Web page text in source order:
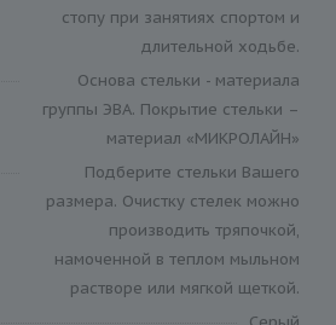
стопу при занятиях спортом и
длительной ходьбе.
Основа стельки - материала
группы ЭВА. Покрытие стельки –
материал «МИКРОЛАЙН»
Подберите стельки Вашего
размера. Очистку стелек можно
производить тряпочкой,
намоченной в теплом мыльном
растворе или мягкой щеткой.